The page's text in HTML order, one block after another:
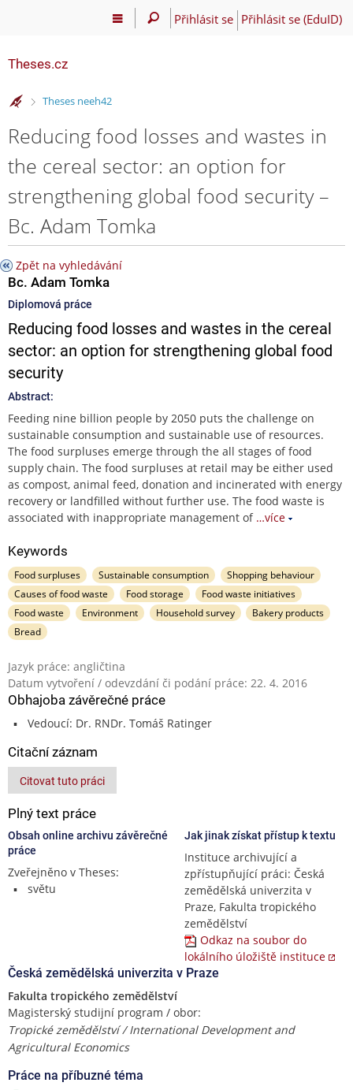
Přihlásit se Přihlásit se (EduID)
Theses.cz
>
Theses neeh42
Reducing food losses and wastes in
the cereal sector: an option for
strengthening global food security –
Bc. Adam Tomka
Zpět na vyhledávání
Bc. Adam Tomka
Diplomová práce
Reducing food losses and wastes in the cereal
sector: an option for strengthening global food
security
Abstract:
Feeding nine billion people by 2050 puts the challenge on
sustainable consumption and sustainable use of resources.
The food surpluses emerge through the all stages of food
supply chain. The food surpluses at retail may be either used
as compost, animal feed, donation and incinerated with energy
recovery or landfilled without further use. The food waste is
associated with inappropriate management of …více
Keywords
Food surpluses Sustainable consumption
Shopping behaviour
Causes of food waste
Food storage
Food waste initiatives
Food waste
Environment Household survey
Bakery products
Bread
Jazyk práce: angličtina
Datum vytvoření / odevzdání či podání práce: 22. 4. 2016
Obhajoba závěrečné práce
Vedoucí: Dr. RNDr. Tomáš Ratinger
Citační záznam
Citovat tuto práci
Plný text práce
Obsah online archivu závěrečné
práce
Zveřejněno v Theses:
světu
Jak jinak získat přístup k textu
Instituce archivující a
zpřístupňující práci: Česká
zemědělská univerzita v
Praze, Fakulta tropického
zemědělství
Odkaz na soubor do
lokálního úložiště instituce
Česká zemědělská univerzita v Praze
Fakulta tropického zemědělství
Magisterský studijní program / obor:
Tropické zemědělství / International Development and
Agricultural Economics
Práce na příbuzné téma